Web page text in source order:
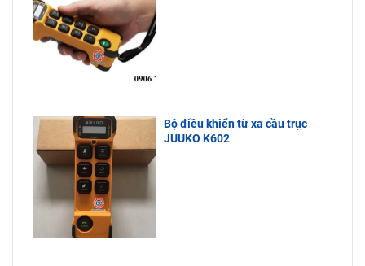
Bộ điều khiển từ xa cầu trục
JUUKO K602